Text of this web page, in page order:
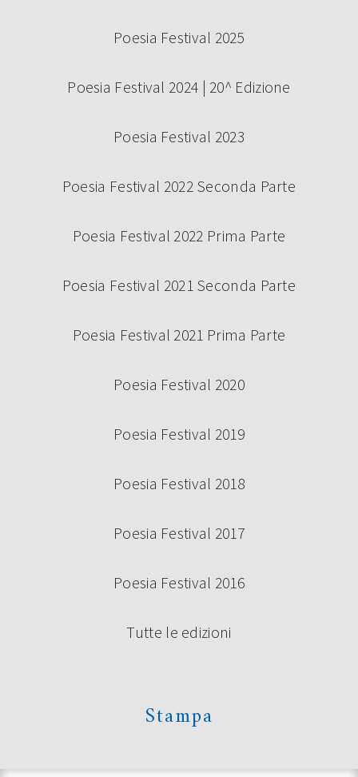
Poesia Festival 2025
Poesia Festival 2024 | 20^ Edizione
Poesia Festival 2023
Poesia Festival 2022 Seconda Parte
Poesia Festival 2022 Prima Parte
Poesia Festival 2021 Seconda Parte
Poesia Festival 2021 Prima Parte
Poesia Festival 2020
Poesia Festival 2019
Poesia Festival 2018
Poesia Festival 2017
Poesia Festival 2016
Tutte le edizioni
Stampa